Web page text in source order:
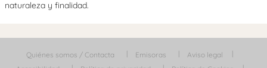
naturaleza y finalidad.
Quiénes somos / Contacta Emisoras
Aviso legal